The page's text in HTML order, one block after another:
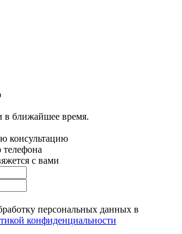
ближайшее время.
консультацию
телефона
с вами
персональных данных в
конфиденциальности